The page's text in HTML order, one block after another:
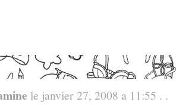
le janvier 27, 2008 a 11:55 . .